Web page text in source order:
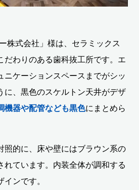
株式会社」様は、セラミックス
だわりのある歯科抜工所です。エ
ニケーションスペースまでがシッ
に、黒色のスケルトン天井がデザ
機器や配管なども黒色にまとめら
照的に、床や壁にはブラウン系の
れています。内装全体が調和する
ンです。